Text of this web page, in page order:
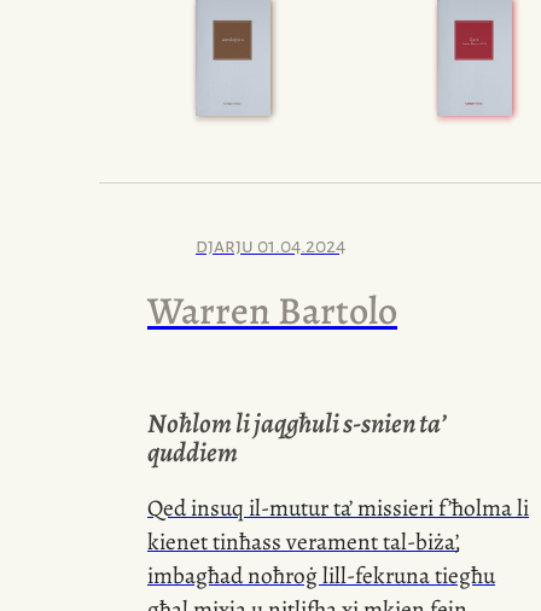
djarju 01.04.2024
Warren Bartolo
Noħlom li jaqgħulis-snienta’
quddiem
Qed insuq il-muturta’ missieri f’ħolma li
kienet tinħass veramenttal-biża’
,
imbagħad noħroġlill-fekrunatiegħu